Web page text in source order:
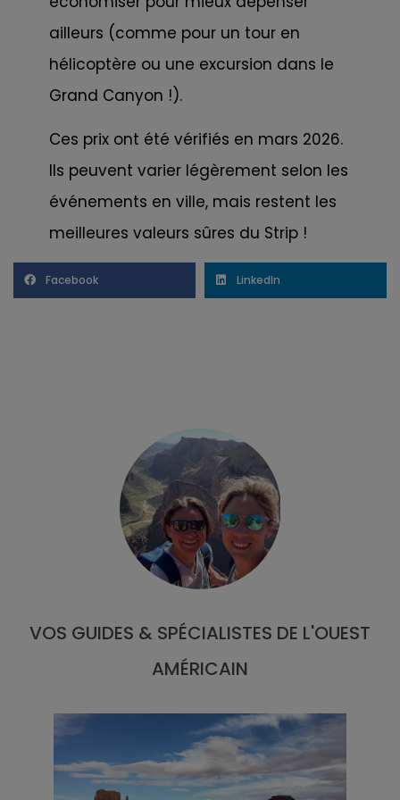
ailleurs (comme pour un tour en
hélicoptère ou une excursion dans le
Grand Canyon !).
Ces prix ont été vérifiés en mars 2026.
Ils peuvent varier légèrement selon les
événements en ville, mais restent les
meilleures valeurs sûres du Strip !
Facebook LinkedIn
VOS GUIDES & SPÉCIALISTES DE L'OUEST
AMÉRICAIN